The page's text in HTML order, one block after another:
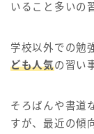
いること多いの
学校以外での勉
ども人気の習い
そろばんや書道
すが、最近の傾